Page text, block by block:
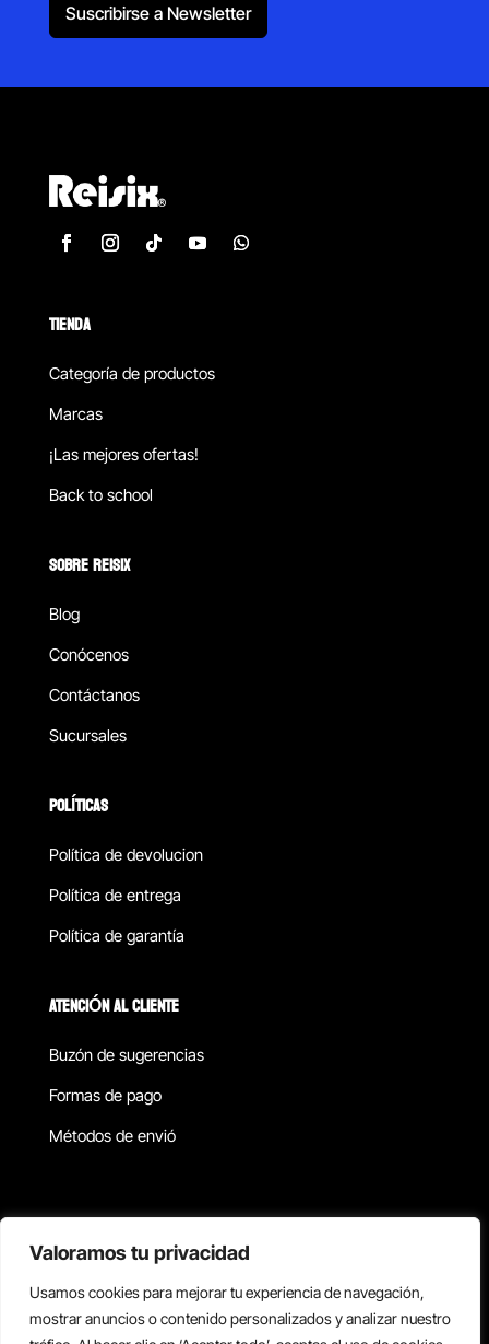
Valoramos tu privacidad
Usamos cookies para mejorar tu experiencia de navegación,
mostrar anuncios o contenido personalizados y analizar nuestro
Suscribirse a Newsletter
TIENDA
Categoría de productos
Marcas
¡Las mejores ofertas!
Back to school
SOBRE REISIX
Blog
Conócenos
Contáctanos
Sucursales
POLÍTICAS
Política de devolucion
Política de entrega
Política de garantía
ATENCIÓN AL CLIENTE
Buzón de sugerencias
Formas de pago
Métodos de envió
Copyright © 2026 Reisix. Todos los derechos reservados.